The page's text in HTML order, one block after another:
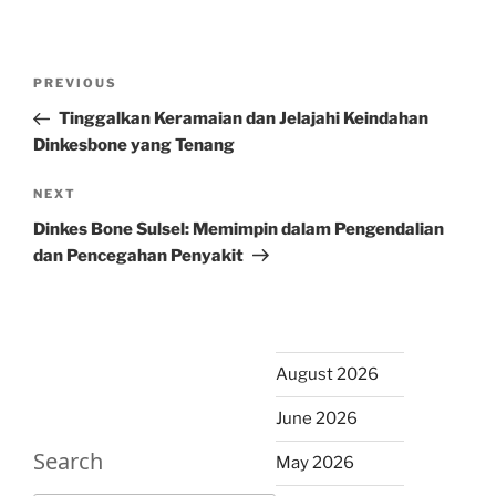
Previous
Post
PREVIOUS
Tinggalkan Keramaian dan Jelajahi Keindahan
Dinkesbone yang Tenang
Next
Post
NEXT
Dinkes Bone Sulsel: Memimpin dalam Pengendalian
dan Pencegahan Penyakit
Search
August 2026
June 2026
May 2026